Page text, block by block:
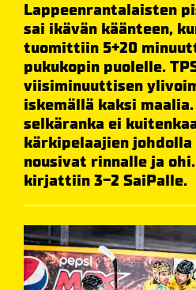
Lappeenrantalaisten
sai ikävän käänteen,
tuomittiin 5+20
pukukopin puolelle.
viisiminuuttisen
iskemällä kaksi maalia.
selkäranka ei
kärkipelaajien
nousivat rinnalle ja
kirjattiin 3-2 SaiPalle.